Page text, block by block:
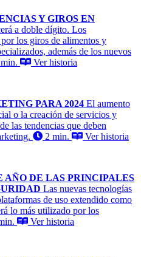
Y GIROS EN
a doble dígito. Los
los giros de alimentos y
además de los nuevos
Ver historia
PARA 2024 El aumento
o la creación de servicios y
las tendencias que deben
2 min. Ver historia
AÑO DE LAS PRINCIPALES
Las nuevas tecnologías
de uso extendido como
lo más utilizado por los
Ver historia